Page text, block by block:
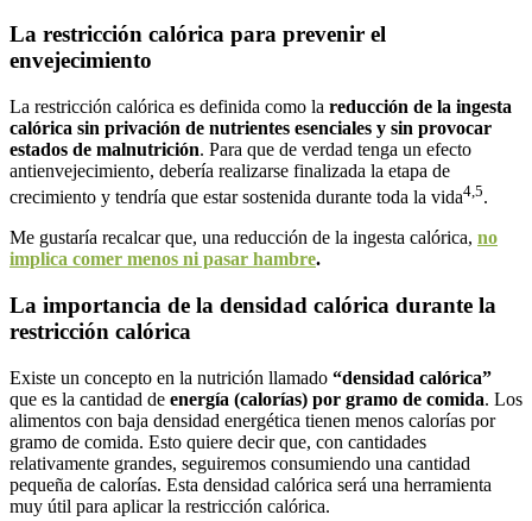
La restricción calórica para prevenir el
envejecimiento
La restricción calórica es definida como la reducción de la ingesta
calórica sin privación de nutrientes esenciales y sin provocar
estados de malnutrición. Para que de verdad tenga un efecto
antienvejecimiento, debería realizarse finalizada la etapa de
crecimiento y tendría que estar sostenida durante toda la vida4,5.
Me gustaría recalcar que, una reducción de la ingesta calórica, no
implica comer menos ni pasar hambre.
La importancia de la densidad calórica durante la
restricción calórica
Existe un concepto en la nutrición llamado “densidad calórica”
que es la cantidad de energía (calorías) por gramo de comida. Los
alimentos con baja densidad energética tienen menos calorías por
gramo de comida. Esto quiere decir que, con cantidades
relativamente grandes, seguiremos consumiendo una cantidad
pequeña de calorías. Esta densidad calórica será una herramienta
muy útil para aplicar la restricción calórica.